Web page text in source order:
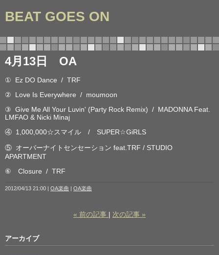
BEAT GOES ON
4月13日 OA
① Ez DO Dance / TRF
② Love Is Everywhere / moumoon
③ Give Me All Your Luvin' (Party Rock Remix) / MADONNA Feat.
LMFAO & Nicki Minaj
④ 1,000,000☆スマイル / SUPER☆GiRLS
⑤ オーバーナイトセンセーション feat.TRF / STUDIO
APARTMENT
⑥ Closure / TRF
2012/04/13 21:00 OA楽曲 OA楽曲
« 前の記事 次の記事 »
アーカイブ